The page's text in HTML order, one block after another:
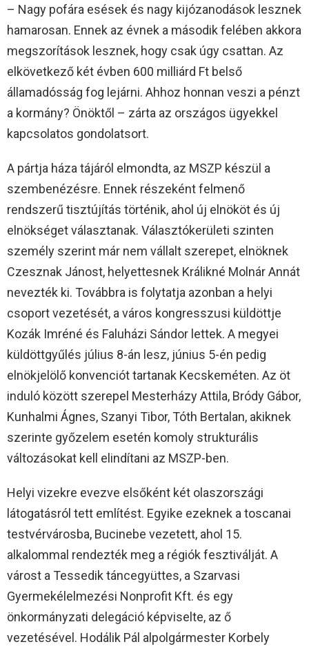
– Nagy pofára esések és nagy kijózanodások lesznek
hamarosan. Ennek az évnek a második felében akkora
megszorítások lesznek, hogy csak úgy csattan. Az
elkövetkező két évben 600 milliárd Ft belső
államadósság fog lejárni. Ahhoz honnan veszi a pénzt
a kormány? Önöktől – zárta az országos ügyekkel
kapcsolatos gondolatsort.
A pártja háza tájáról elmondta, az MSZP készül a
szembenézésre. Ennek részeként felmenő
rendszerű tisztújítás történik, ahol új elnököt és új
elnökséget választanak. Választókerületi szinten
személy szerint már nem vállalt szerepet, elnöknek
Czesznak Jánost, helyettesnek Králikné Molnár Annát
nevezték ki. Továbbra is folytatja azonban a helyi
csoport vezetését, a város kongresszusi küldöttje
Kozák Imréné és Faluházi Sándor lettek. A megyei
küldöttgyűlés július 8-án lesz, június 5-én pedig
elnökjelölő konvenciót tartanak Kecskeméten. Az öt
induló között szerepel Mesterházy Attila, Bródy Gábor,
Kunhalmi Ágnes, Szanyi Tibor, Tóth Bertalan, akiknek
szerinte győzelem esetén komoly strukturális
változásokat kell elindítani az MSZP-ben.
Helyi vizekre evezve elsőként két olaszországi
látogatásról tett említést. Egyike ezeknek a toscanai
testvérvárosba, Bucinebe vezetett, ahol 15.
alkalommal rendezték meg a régiók fesztiválját. A
várost a Tessedik táncegyüttes, a Szarvasi
Gyermekélelmezési Nonprofit Kft. és egy
önkormányzati delegáció képviselte, az ő
vezetésével. Hodálik Pál alpolgármester Korbely